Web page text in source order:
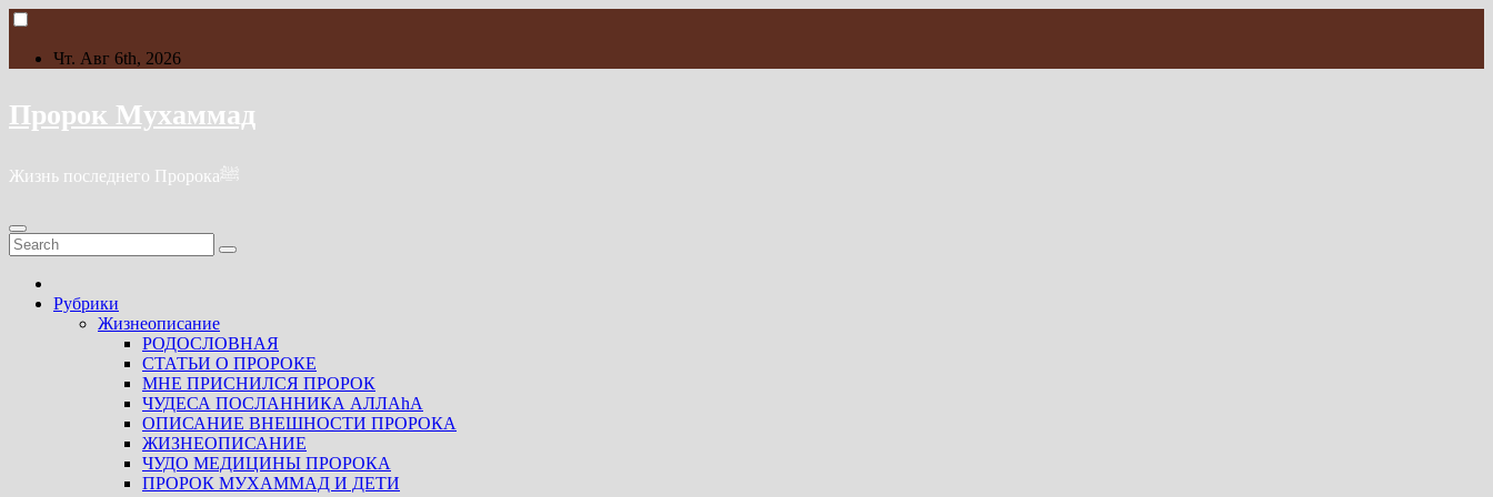
Skip
contentЧт. Авг 6th, 2026
Пророк Мухаммад
Жизнь последнего Пророкаﷺ
Рубрики
Жизнеописание
РОДОСЛОВНАЯ
СТАТЬИ О ПРОРОКЕ
МНЕ ПРИСНИЛСЯ ПРОРОК
ЧУДЕСА ПОСЛАННИКА АЛЛАhА
ОПИСАНИЕ ВНЕШНОСТИ ПРОРОКА
ЖИЗНЕОПИСАНИЕ
ЧУДО МЕДИЦИНЫ ПРОРОКА
ПРОРОК МУХАММАД И ДЕТИ